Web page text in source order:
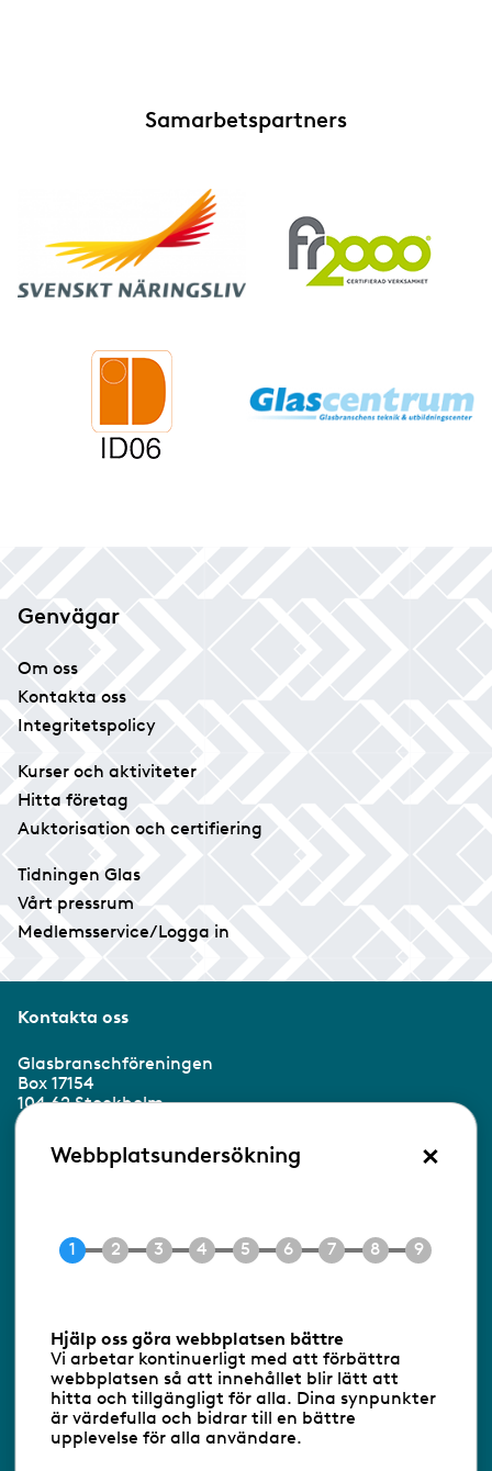
Samarbetspartners
Genvägar
Om oss
Kontakta oss
Integritetspolicy
Kurser och aktiviteter
Hitta företag
Auktorisation och certifiering
Tidningen Glas
Vårt pressrum
Medlemsservice/Logga in
Kontakta oss
Glasbranschföreningen
Box 17154
104 62 Stockholm
Besöksadress:
Ringvägen 100
E-post info@gbf.se
Följ oss via RSS
Databasens namn:www.gbf.se-
Webbplatsundersökning ×
Hjälp oss göra webbplatsen bättre
Vi arbetar kontinuerligt med att förbättra
webbplatsen så att innehållet blir lätt att
hitta och tillgängligt för alla. Dina synpunkter
är värdefulla och bidrar till en bättre
upplevelse för alla användare.